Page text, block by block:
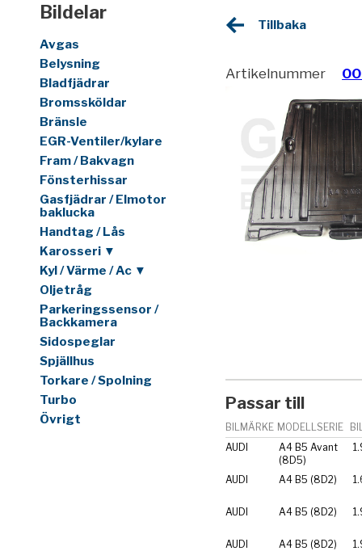
Bildelar
Avgas
Belysning
Bladfjädrar
Bromssköldar
Bränsle
EGR-Ventiler/kylare
Fram / Bakvagn
Fönsterhissar
Gasfjädrar / Elmotor
baklucka
Handtag / Lås
Karosseri ▼
Kyl / Värme / Ac ▼
Oljetråg
Parkeringssensor /
Backkamera
Sidospeglar
Spjällhus
Torkare / Spolning
Turbo
Övrigt
Tillbaka
Artikelnummer
Passar till
BILMÄRKE MODELLSERIE
AUDI
A4 B5 Avant
(8D5)
AUDI A4 B5 (8D2)
AUDI A4 B5 (8D2)
AUDI A4 B5 (8D2)